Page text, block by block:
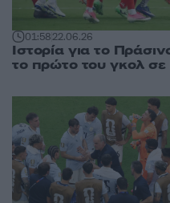
01:5822.06.26
Ιστορία για το
το πρώτο του γκολ